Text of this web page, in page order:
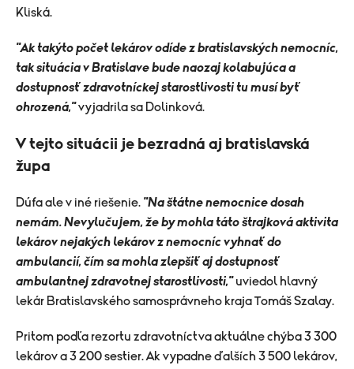
Kliská.
"Ak takýto počet lekárov odíde z bratislavských nemocníc,
tak situácia v Bratislave bude naozaj kolabujúca a
dostupnosť zdravotníckej starostlivosti tu musí byť
ohrozená,"vyjadrila sa Dolinková.
V tejto situácii je bezradná aj bratislavská
župa
Dúfa ale v iné riešenie. "Na štátne nemocnice dosah
nemám. Nevylučujem, že by mohla táto štrajková aktivita
lekárov nejakých lekárov z nemocníc vyhnať do
ambulancií, čím sa mohla zlepšiť aj dostupnosť
ambulantnej zdravotnej starostlivosti,"uviedol hlavný
lekár Bratislavského samosprávneho kraja Tomáš Szalay.
Pritom podľa rezortu zdravotníctva aktuálne chýba 3 300
lekárov a 3 200 sestier. Ak vypadne ďalších 3 500 lekárov,